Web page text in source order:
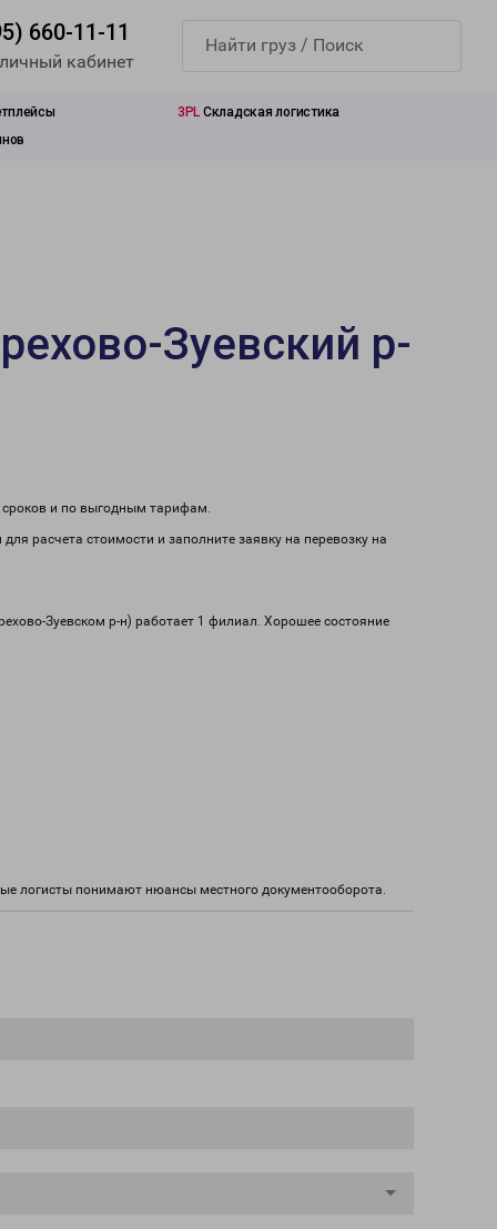
660-11-11
кабинет
3PL Складская логистика
Зуевский р-
сроков и по выгодным тарифам.
расчета стоимости и заполните заявку на перевозку на
Зуевском р-н) работает 1 филиал. Хорошее состояние
логисты понимают нюансы местного документооборота.